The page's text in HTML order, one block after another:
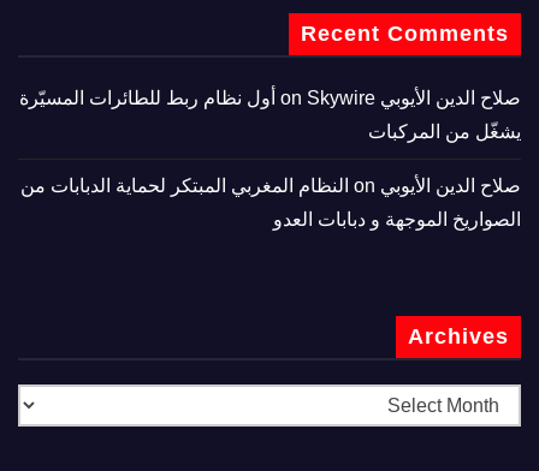
Recent Comments
صلاح الدين الأيوبي
Skywire أول نظام ربط للطائرات المسيّرة
يشغّل من المركبات
صلاح الدين الأيوبي
النظام المغربي المبتكر لحماية الدبابات من
الصواريخ الموجهة و دبابات العدو
Archives